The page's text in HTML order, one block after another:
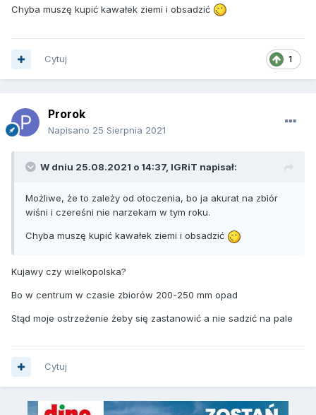
Chyba muszę kupić kawałek ziemi i obsadzić
1
Cytuj
Prorok
Napisano 25 Sierpnia 2021
W dniu 25.08.2021 o 14:37, IGRiT napisał:
Możliwe, że to zależy od otoczenia, bo ja akurat na zbiór
wiśni i czereśni nie narzekam w tym roku.
Chyba muszę kupić kawałek ziemi i obsadzić
Kujawy czy wielkopolska?
Bo w centrum w czasie zbiorów 200-250 mm opad
Stąd moje ostrzeżenie żeby się zastanowić a nie sadzić na pale
Cytuj